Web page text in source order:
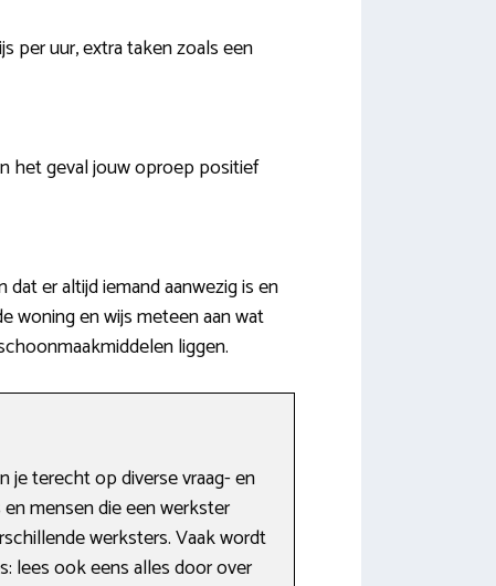
per uur, extra taken zoals een
het geval jouw oproep positief
er altijd iemand aanwezig is en
woning en wijs meteen aan wat
liggen.
je terecht op diverse vraag- en
mensen die een werkster
werksters. Vaak wordt
lees ook eens alles door over